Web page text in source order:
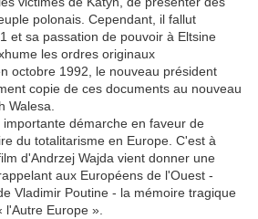
polonais. Cependant, il fallut
et sa passation de pouvoir à Eltsine
les ordres originaux
octobre 1992, le nouveau président
copie de ces documents au nouveau
Walesa.
démarche en faveur de
du totalitarisme en Europe. C'est à
d'Andrzej Wajda vient donner une
aux Européens de l'Ouest -
­Vladimir Poutine - la mémoire tragique
Europe ».